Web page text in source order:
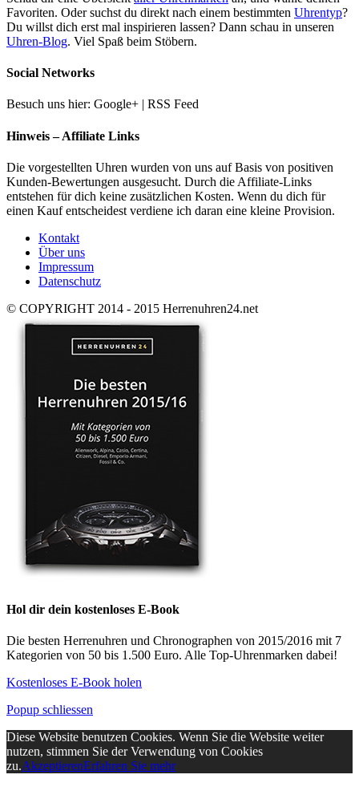
Favoriten. Oder suchst du direkt nach einem bestimmten Uhrentyp?
Du willst dich erst mal inspirieren lassen? Dann schau in unseren
Uhren-Blog. Viel Spaß beim Stöbern.
Social Networks
Besuch uns hier: Google+ | RSS Feed
Hinweis – Affiliate Links
Die vorgestellten Uhren wurden von uns auf Basis von positiven
Kunden-Bewertungen ausgesucht. Durch die Affiliate-Links
entstehen für dich keine zusätzlichen Kosten. Wenn du dich für
einen Kauf entscheidest verdiene ich daran eine kleine Provision.
Kontakt
Über uns
Impressum
Datenschutz
© COPYRIGHT 2014 - 2015 Herrenuhren24.net
Hol dir dein kostenloses E-Book
Die besten Herrenuhren und Chronographen von 2015/2016 mit 7
Kategorien von 50 bis 1.500 Euro. Alle Top-Uhrenmarken dabei!
Kostenloses E-Book holen
Popup schliessen
Diese Website benutzen Cookies. Wenn Sie die Website weiter
nutzen, stimmen Sie der Verwendung von Cookies
zu.AkzeptierenErfahren Sie mehr